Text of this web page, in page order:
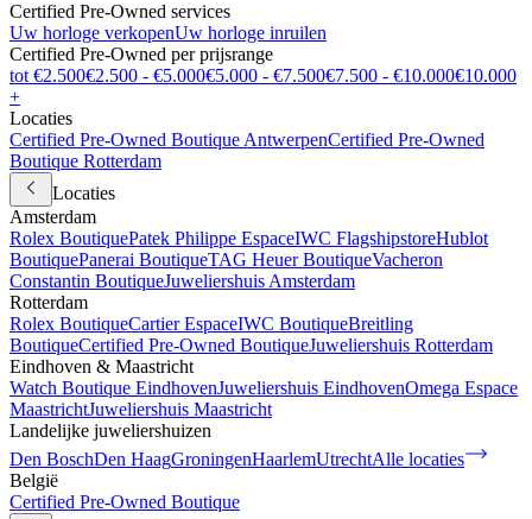
Certified Pre-Owned services
Uw horloge verkopenUw horloge inruilen
Certified Pre-Owned per prijsrange
tot €2.500€2.500 - €5.000€5.000 - €7.500€7.500 - €10.000€10.000
+
Locaties
Certified Pre-Owned Boutique AntwerpenCertified Pre-Owned
Boutique Rotterdam
Locaties
Amsterdam
Rolex BoutiquePatek Philippe EspaceIWC FlagshipstoreHublot
BoutiquePanerai BoutiqueTAG Heuer BoutiqueVacheron
Constantin BoutiqueJuweliershuis Amsterdam
Rotterdam
Rolex BoutiqueCartier EspaceIWC BoutiqueBreitling
BoutiqueCertified Pre-Owned BoutiqueJuweliershuis Rotterdam
Eindhoven & Maastricht
Watch Boutique EindhovenJuweliershuis EindhovenOmega Espace
MaastrichtJuweliershuis Maastricht
Landelijke juweliershuizen
Den BoschDen HaagGroningenHaarlemUtrechtAlle locaties
België
Certified Pre-Owned Boutique